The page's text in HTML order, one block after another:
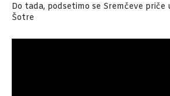
Do tada, podsetimo se Sremčeve priče
Šotre